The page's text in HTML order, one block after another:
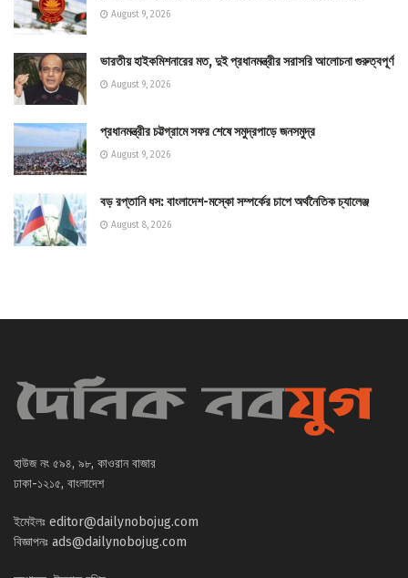
August 9, 2026
ভারতীয় হাইকমিশনারের মত, দুই প্রধানমন্ত্রীর সরাসরি আলোচনা গুরুত্বপূর্ণ
August 9, 2026
প্রধানমন্ত্রীর চট্টগ্রামে সফর শেষে সমুদ্রপাড়ে জনসমুদ্র
August 9, 2026
বড় রপ্তানি ধস: বাংলাদেশ-মস্কো সম্পর্কের চাপে অর্থনৈতিক চ্যালেঞ্জ
August 8, 2026
হাউজ নং ৫৯৪, ৯৮, কাওরান বাজার
ঢাকা-১২১৫, বাংলাদেশ
ইমেইলঃ editor@dailynobojug.com
বিজ্ঞাপনঃ ads@dailynobojug.com